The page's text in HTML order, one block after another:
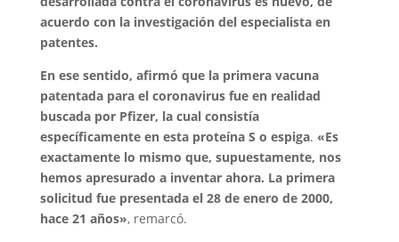
acuerdo con la investigación del especialista en
patentes.
En ese sentido, afirmó que la primera vacuna
patentada para el coronavirus fue en realidad
buscada por Pfizer, la cual consistía
específicamente en esta proteína S o espiga. «Es
exactamente lo mismo que, supuestamente, nos
hemos apresurado a inventar ahora. La primera
solicitud fue presentada el 28 de enero de 2000,
hace 21 años», remarcó.